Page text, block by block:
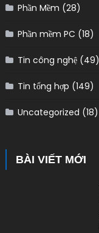
Phần Mềm (28)
Phần mềm PC (18)
Tin công nghệ(49)
Tin tổng hợp (149)
Uncategorized (18)
BÀI VIẾT MỚI